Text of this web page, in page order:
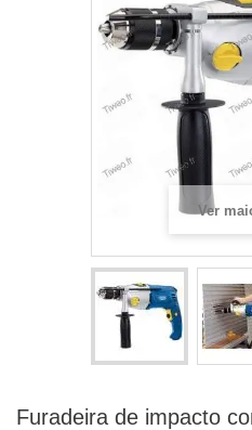
Ver
Furadeira de impacto